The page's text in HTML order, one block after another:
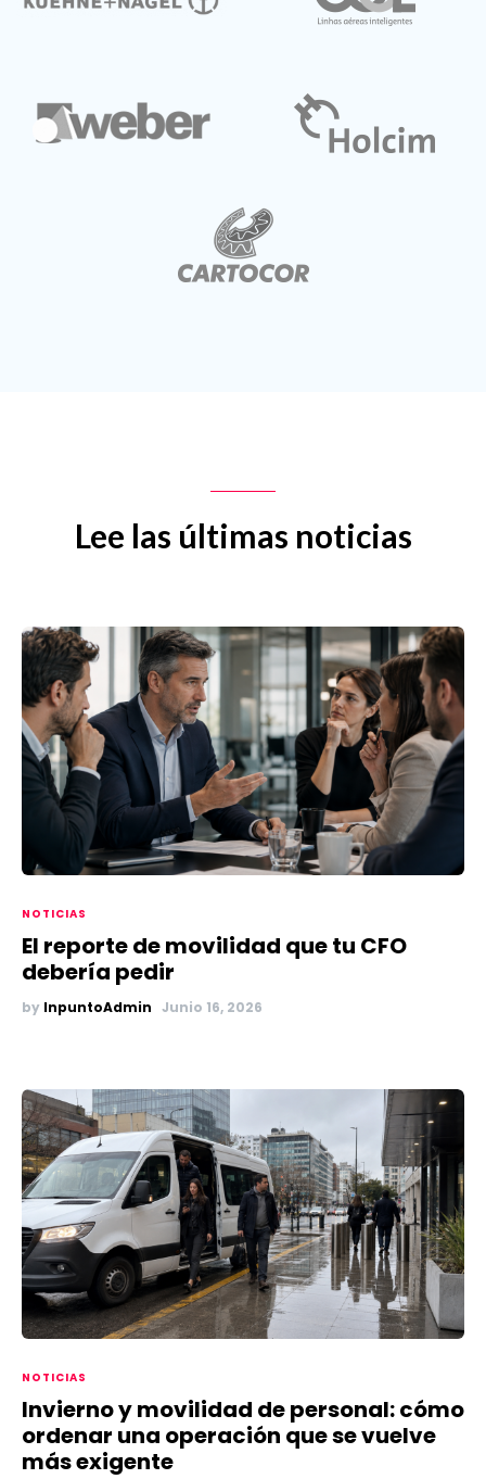
Lee las últimas noticias
NOTICIAS
El reporte de movilidad que tu CFO
debería pedir
by InpuntoAdmin Junio 16, 2026
NOTICIAS
Invierno y movilidad de personal: cómo
ordenar una operación que se vuelve
más exigente